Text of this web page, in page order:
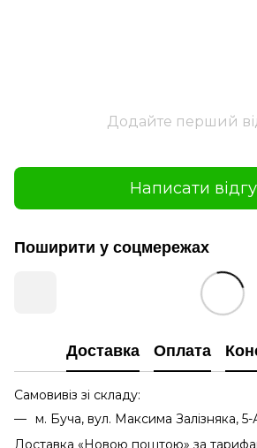
Додайте перший
Написати
Поширити у соцмережах
Доставка Оплата
Самовивіз зі складу:
м. Буча, вул. Максима Залізняка, 5-
Доставка «Новою поштою» за